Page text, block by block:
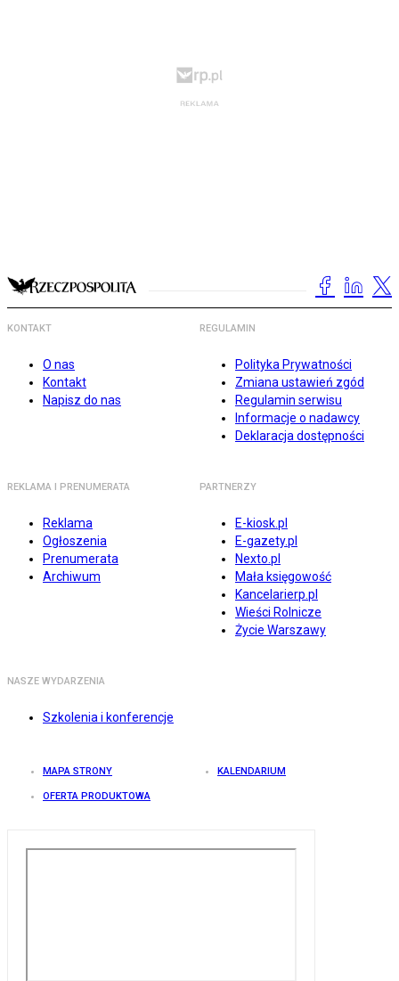
KONTAKT
O nas
Kontakt
Napisz do nas
REGULAMIN
Polityka Prywatności
Zmiana ustawień zgód
Regulamin serwisu
Informacje o nadawcy
Deklaracja dostępności
REKLAMA I PRENUMERATA
Reklama
Ogłoszenia
Prenumerata
Archiwum
PARTNERZY
E-kiosk.pl
E-gazety.pl
Nexto.pl
Mała księgowość
Kancelarierp.pl
Wieści Rolnicze
Życie Warszawy
NASZE WYDARZENIA
Szkolenia i konferencje
MAPA STRONY KALENDARIUM
OFERTA PRODUKTOWA